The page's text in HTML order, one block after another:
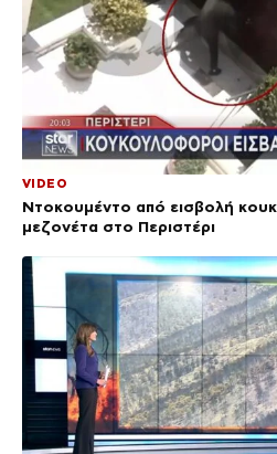
VIDEO
Ντοκουμέντο από εισβολή
μεζονέτα στο Περιστέρι